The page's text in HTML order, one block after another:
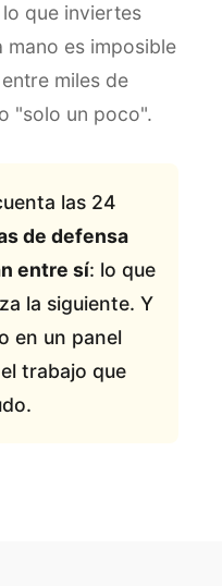
que inviertes
mano es imposible
miles de
"solo un poco".
las 24
de defensa
entre sí: lo que
la siguiente. Y
en un panel
trabajo que